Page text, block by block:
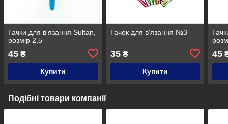
Гачки для в'язання Sultan,
розмір 2,5
45 ₴
Купити
Гачок для в'язання №3
35₴
Купити
45
Подібні товари компанії